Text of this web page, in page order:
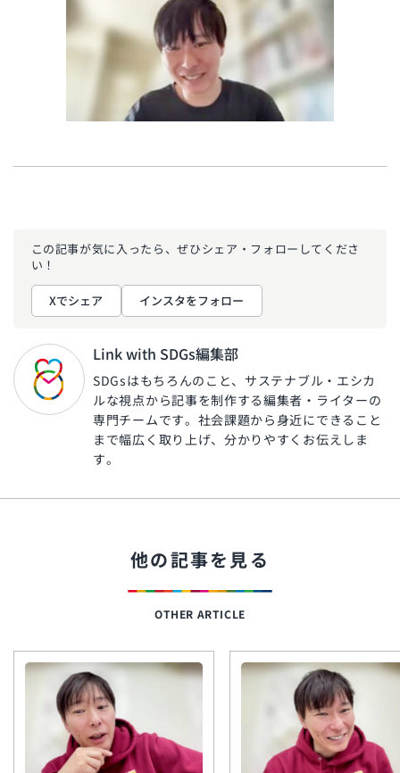
この記事が気に入ったら、ぜひシェア・フォローしてくださ
い！
Xでシェア インスタをフォロー
Link with SDGs編集部
SDGsはもちろんのこと、サステナブル・エシカ
ルな視点から記事を制作する編集者・ライターの
専門チームです。社会課題から身近にできること
まで幅広く取り上げ、分かりやすくお伝えしま
す。
他の記事を見る
OTHER ARTICLE